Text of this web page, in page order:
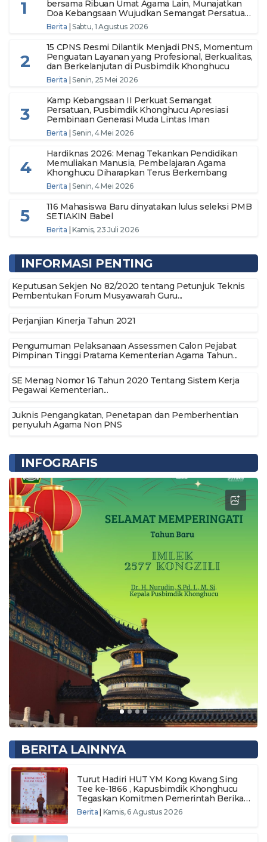
1
bersama Ribuan Umat Agama Lain, Munajatkan
Doa Kebangsaan Wujudkan Semangat Persatuan
Menuju Indonesia Makmur dan Berdaulat
Berita | Sabtu, 1 Agustus 2026
2
15 CPNS Resmi Dilantik Menjadi PNS, Momentum
Penguatan Layanan yang Profesional, Berkualitas,
dan Berkelanjutan di Pusbimdik Khonghucu
Berita | Senin, 25 Mei 2026
3
Kamp Kebangsaan II Perkuat Semangat
Persatuan, Pusbimdik Khonghucu Apresiasi
Pembinaan Generasi Muda Lintas Iman
Berita | Senin, 4 Mei 2026
4
Hardiknas 2026: Menag Tekankan Pendidikan
Memuliakan Manusia, Pembelajaran Agama
Khonghucu Diharapkan Terus Berkembang
Berita | Senin, 4 Mei 2026
5
116 Mahasiswa Baru dinyatakan lulus seleksi PMB
SETIAKIN Babel
Berita | Kamis, 23 Juli 2026
INFORMASI PENTING
Keputusan Sekjen No 82/2020 tentang Petunjuk Teknis
Pembentukan Forum Musyawarah Guru...
Perjanjian Kinerja Tahun 2021
Pengumuman Pelaksanaan Assessmen Calon Pejabat
Pimpinan Tinggi Pratama Kementerian Agama Tahun...
SE Menag Nomor 16 Tahun 2020 Tentang Sistem Kerja
Pegawai Kementerian...
Juknis Pengangkatan, Penetapan dan Pemberhentian
penyuluh Agama Non PNS
INFOGRAFIS
BERITA LAINNYA
Turut Hadiri HUT YM Kong Kwang Sing
Tee ke-1866 , Kapusbimdik Khonghucu
Tegaskan Komitmen Pemerintah Berikan
Layanan Keagamaan
Berita Kamis, 6 Agustus 2026